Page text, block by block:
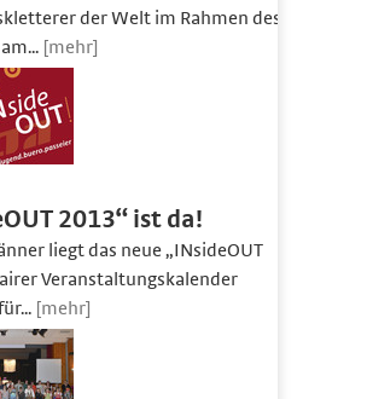
der Welt im Rahmen des
[mehr]
2013“ ist da!
liegt das neue „INsideOUT
Veranstaltungskalender
[mehr]